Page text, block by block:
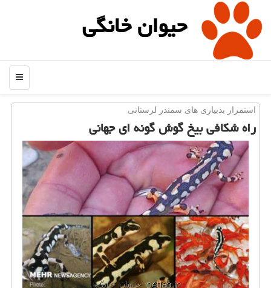
حیوان خانگی
منو
استمرار بدبیاری های سمندر لرستانی
راه شكافی بیخ گوش گونه ای جهانی